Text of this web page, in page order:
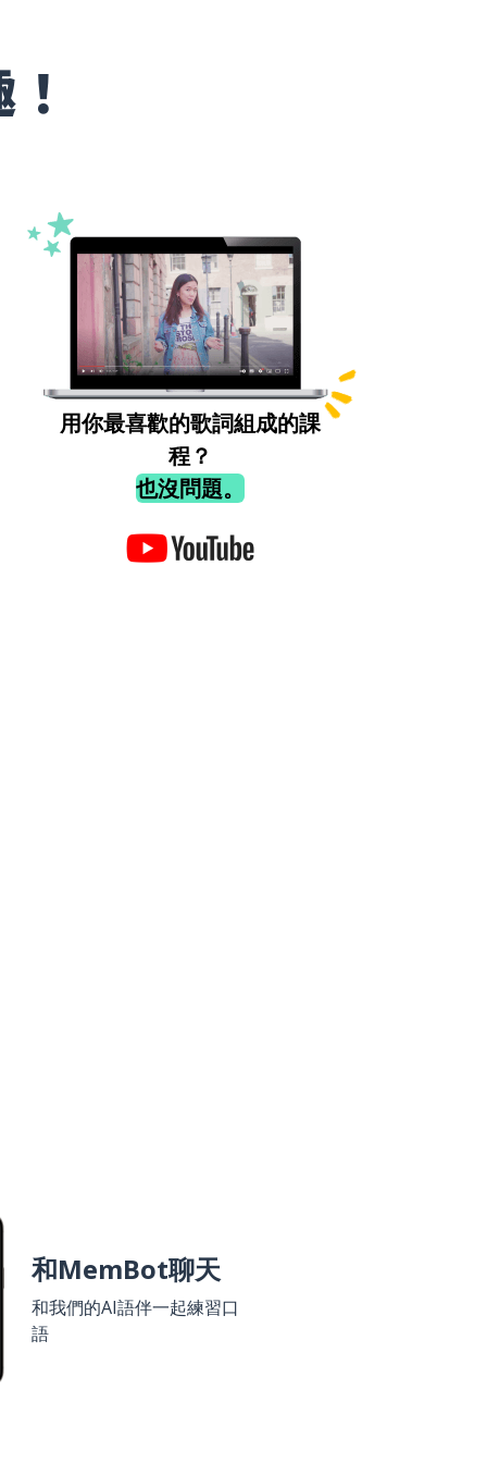
用你最喜歡的歌詞組成的課
程？
也沒問題。
和MemBot聊天
和我們的AI語伴一起練習口
語